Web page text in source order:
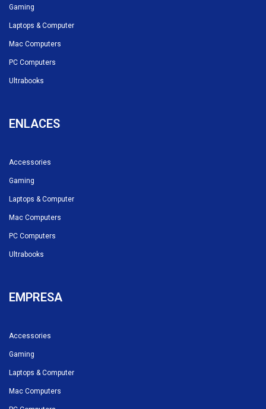
Gaming
Laptops & Computer
Mac Computers
PC Computers
Ultrabooks
ENLACES
Accessories
Gaming
Laptops & Computer
Mac Computers
PC Computers
Ultrabooks
EMPRESA
Accessories
Gaming
Laptops & Computer
Mac Computers